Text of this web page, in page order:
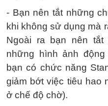
- Bạn nên tắt những
khi không sử dụng mà
Ngoài ra bạn nên tắt
những hình ảnh
bạn có chức năng
giảm bớt việc tiêu hao
ở chế độ chờ).